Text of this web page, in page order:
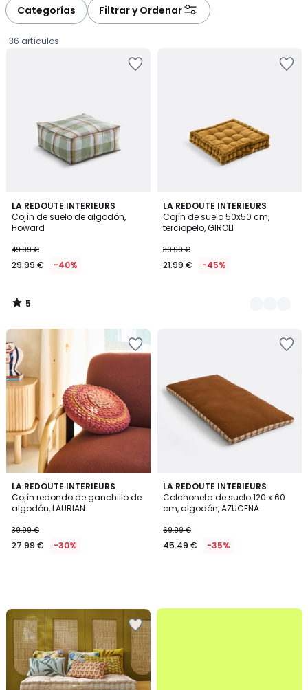
Categorías Filtrar y Ordenar
36 artículos
LA REDOUTE INTERIEURS
Cojín de suelo de algodón,
Howard
€
en
de
49.99
descuento
aplicado.
49.99 €
29.99 € -40%
5
/
5
5
/
LA REDOUTE INTERIEURS
Cojín de suelo 50x50 cm,
terciopelo, GIROLI
39.99 €
21.99 € -45%
3
Colores
LA REDOUTE INTERIEURS
Cojín redondo de ganchillo de
algodón, LAURIAN
39.99 €
27.99 € -30%
LA REDOUTE INTERIEURS
Colchoneta de suelo 120 x 60
cm, algodón, AZUCENA
69.99 €
45.49 € -35%
.